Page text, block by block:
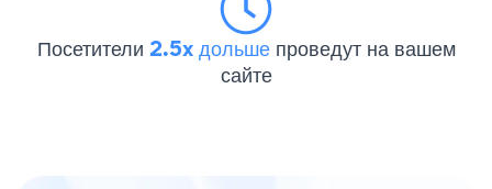
Посетители 2.5x дольше проведут на вашем
сайте